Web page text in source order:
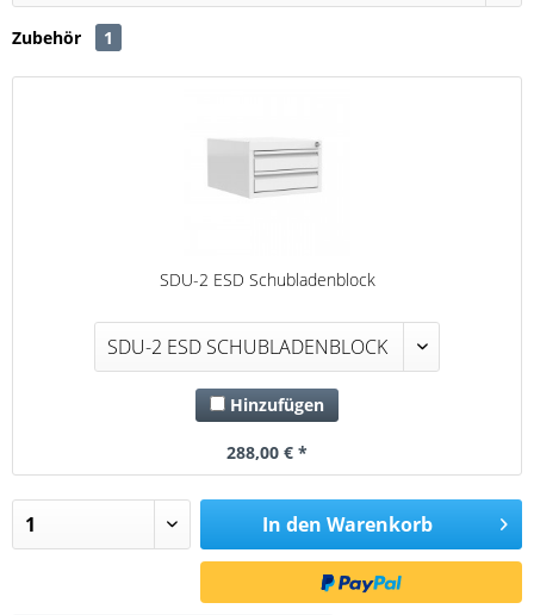
Zubehör 1
SDU-2 ESD Schubladenblock
Hinzufügen
288,00 € *
In den Warenkorb